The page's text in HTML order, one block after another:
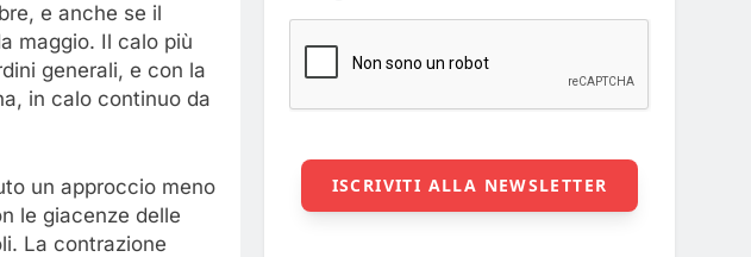
e anche se il
maggio. Il calo più
generali, e con la
in calo continuo da
un approccio meno
le giacenze delle
La contrazione